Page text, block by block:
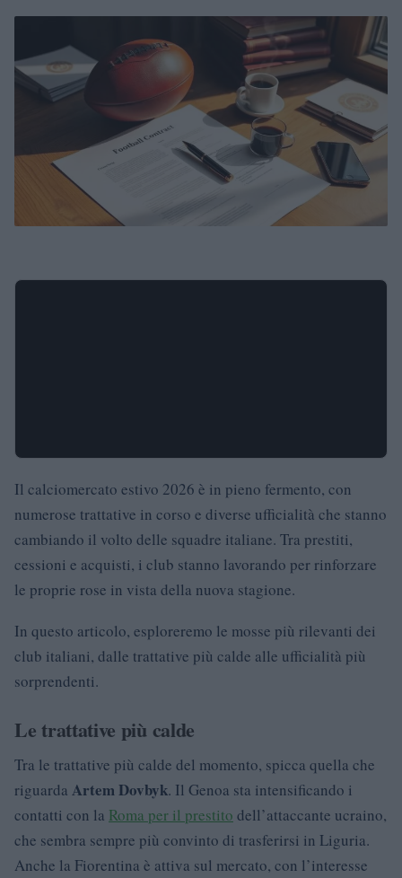
Il calciomercato estivo 2026 è in pieno fermento, con
numerose trattative in corso e diverse ufficialità che stanno
cambiando il volto delle squadre italiane. Tra prestiti,
cessioni e acquisti, i club stanno lavorando per rinforzare
le proprie rose in vista della nuova stagione.
In questo articolo, esploreremo le mosse più rilevanti dei
club italiani, dalle trattative più calde alle ufficialità più
sorprendenti.
Le trattative più calde
Tra le trattative più calde del momento, spicca quella che
riguarda Artem Dovbyk. Il Genoa sta intensificando i
contatti con la Roma per il prestito dell’attaccante ucraino,
che sembra sempre più convinto di trasferirsi in Liguria.
Anche la Fiorentina è attiva sul mercato, con l’interesse